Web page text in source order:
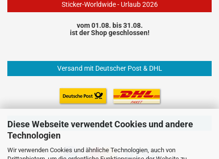
Diese Webseite verwendet Cookies und andere
Technologien
Wir verwenden Cookies und ähnliche Technologien, auch von
Sticker-Worldwide - Urlaub 2026
vom 01.08. bis 31.08.
ist der Shop geschlossen!
Versand mit Deutscher Post & DHL
Einfach und sicher Bezahlen